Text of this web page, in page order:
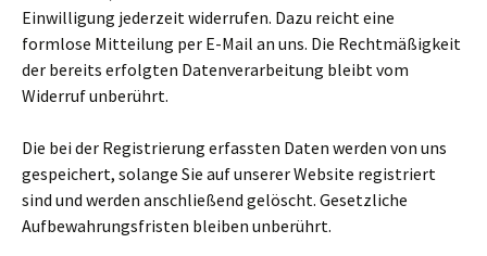
Einwilligung jederzeit widerrufen. Dazu reicht eine
formlose Mitteilung per E-Mail an uns. Die Rechtmäßigkeit
der bereits erfolgten Datenverarbeitung bleibt vom
Widerruf unberührt.
Die bei der Registrierung erfassten Daten werden von uns
gespeichert, solange Sie auf unserer Website registriert
sind und werden anschließend gelöscht. Gesetzliche
Aufbewahrungsfristen bleiben unberührt.